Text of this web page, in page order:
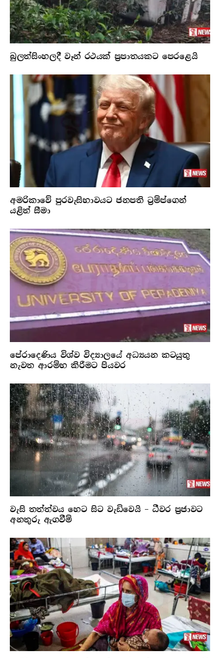
බුලත්සිංහලදී වෑන් රථයක් ප්‍රපාතයකට පෙරළෙයි
අමරිකාවේ පුරවැසිභාවයට ජනපති ට්‍රම්ප්ගෙන්
යළිත් සීමා
පේරාදෙණිය විශ්ව විද්‍යාලයේ අධ්‍යයන කටයුතු
නැවත ආරම්භ කිරීමට පියවර
වැසි තත්ත්වය හෙට සිට වැඩිවෙයි – ධීවර ප්‍රජාවට
අනතුරු ඇගවීම්